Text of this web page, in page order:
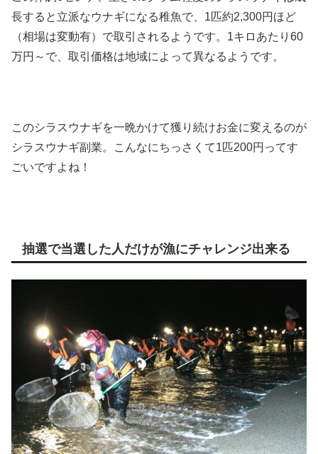
長すると立派なウナギになる稚魚で、1匹約2,300円ほど
（相場は変動有）で取引されるようです。1キロあたり60
万円～で、取引価格は地域によって異なるようです。
このシラスウナギを一晩かけて獲り続けお金に変えるのが
シラスウナギ副業。こんなにちっさくて1匹200円ってす
ごいですよね！
抽選で当選した人だけが漁にチャレンジ出来る